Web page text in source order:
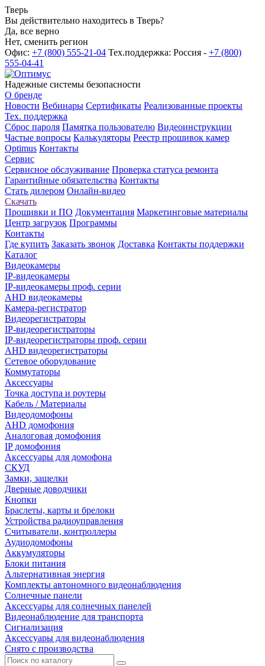
Тверь
Вы действительно находитесь в Тверь?
Да, все верно
Нет, сменить регион
Офис: +7 (800) 555-21-04 Тех.поддержка: Россия - +7 (800)
555-04-41
Надежные системы безопасности
О бренде
Новости Вебинары Сертификаты Реализованные проекты
Тех. поддержка
Сброс пароля Памятка пользователю Видеоинструкции
Частые вопросы Калькуляторы Реестр прошивок камер
Optimus Контакты
Сервис
Сервисное обслуживание Проверка статуса ремонта
Гарантийные обязательства Контакты
Стать дилером Онлайн-видео
Скачать
Прошивки и ПО Документация Маркетинговые материалы
Центр загрузок Программы
Контакты
Где купить Заказать звонок Доставка Контакты поддержки
Каталог
Видеокамеры
IP-видеокамеры
IP-видеокамеры проф. серии
AHD видеокамеры
Камера-регистратор
Видеорегистраторы
IP-видеорегистраторы
IP-видеорегистраторы проф. серии
AHD видеорегистраторы
Сетевое оборудование
Коммутаторы
Аксессуары
Точка доступа и роутеры
Кабель / Материалы
Видеодомофоны
AHD домофония
Аналоговая домофония
IP домофония
Аксессуары для домофона
СКУД
Замки, защелки
Дверные доводчики
Кнопки
Браслеты, карты и брелоки
Устройства радиоуправления
Считыватели, контроллеры
Аудиодомофоны
Аккумуляторы
Блоки питания
Альтернативная энергия
Комплекты автономного видеонаблюдения
Солнечные панели
Аксессуары для солнечных панелей
Видеонаблюдение для транспорта
Сигнализация
Аксессуары для видеонаблюдения
Снято с производства